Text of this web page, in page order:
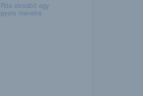
Rita elcsábít egy
gyors menetre